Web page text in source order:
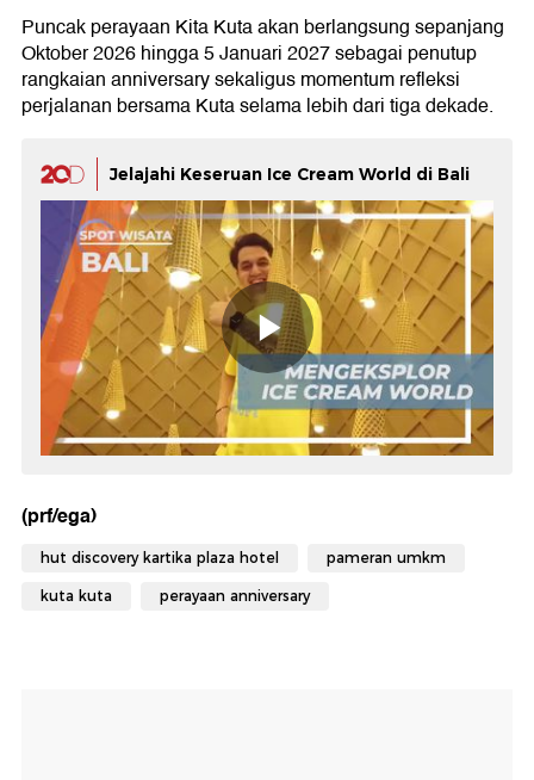
Puncak perayaan Kita Kuta akan berlangsung sepanjang
Oktober 2026 hingga 5 Januari 2027 sebagai penutup
rangkaian anniversary sekaligus momentum refleksi
perjalanan bersama Kuta selama lebih dari tiga dekade.
Jelajahi Keseruan Ice Cream World di Bali
(prf/ega)
hut discovery kartika plaza hotel pameran umkm
kuta kuta perayaan anniversary